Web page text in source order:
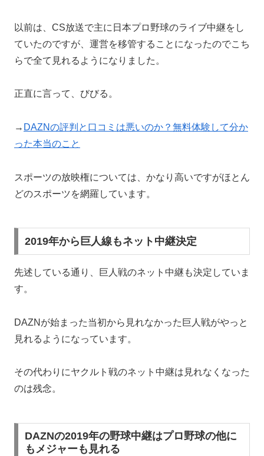
以前は、CS放送で主に日本プロ野球のライブ中継をし
ていたのですが、運営を移管することになったのでこち
らで全て見れるようになりました。
正直に言って、びびる。
→ DAZNの評判と口コミは悪いのか？無料体験して分か
った本当のこと
スポーツの放映権については、かなり高いですがほとん
どのスポーツを網羅しています。
2019年から巨人線もネット中継決定
先述している通り、巨人戦のネット中継も決定していま
す。
DAZNが始まった当初から見れなかった巨人戦がやっと
見れるようになっています。
その代わりにヤクルト戦のネット中継は見れなくなった
のは残念。
DAZNの2019年の野球中継はプロ野球の他に
もメジャーも見れる